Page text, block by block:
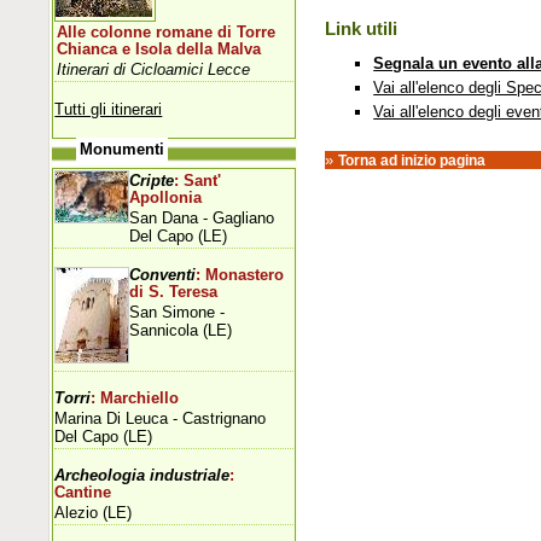
Link utili
Segnala un evento
Vai all'elenco degli
Vai all'elenco degli
»Torna ad inizio pagina
Alle colonne romane di Torre
Chianca e Isola della Malva
Itinerari di Cicloamici Lecce
Tutti gli itinerari
Monumenti
Cripte: Sant'
Apollonia
San Dana - Gagliano
Del Capo (LE)
Conventi: Monastero
di S. Teresa
San Simone -
Sannicola (LE)
Torri: Marchiello
Marina Di Leuca - Castrignano
Del Capo (LE)
Archeologia industriale:
Cantine
Alezio (LE)